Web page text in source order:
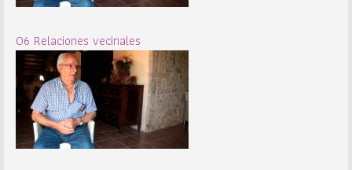
06 Relaciones vecinales